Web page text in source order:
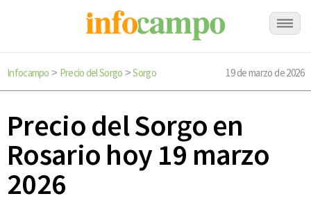
Infocampo > Precio del Sorgo >Sorgo 19 de marzo de 2026
Precio del Sorgo en
Rosario hoy 19 marzo
2026